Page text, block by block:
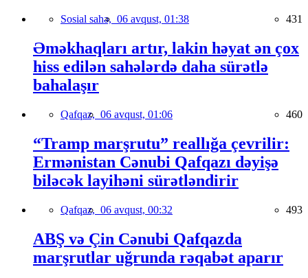
Sosial sahə, 06 avqust, 01:38 431
Əməkhaqları artır, lakin həyat ən çox
hiss edilən sahələrdə daha sürətlə
bahalaşır
Qafqaz, 06 avqust, 01:06 460
“Tramp marşrutu” reallığa çevrilir:
Ermənistan Cənubi Qafqazı dəyişə
biləcək layihəni sürətləndirir
Qafqaz, 06 avqust, 00:32 493
ABŞ və Çin Cənubi Qafqazda
marşrutlar uğrunda rəqabət aparır